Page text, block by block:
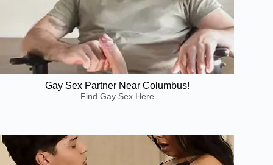
Gay Sex Partner Near Columbus!
Find Gay Sex Here